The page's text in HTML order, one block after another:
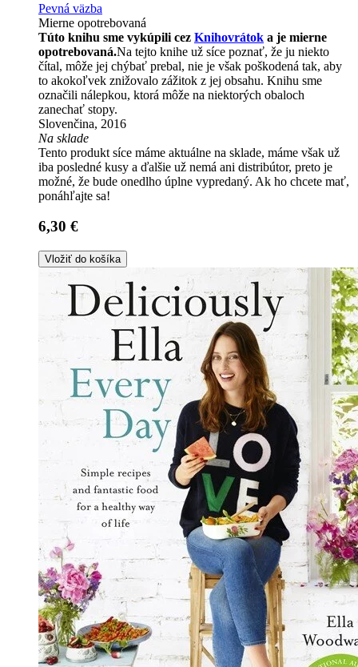
Pevná väzba
Mierne opotrebovaná
Túto knihu sme vykúpili cez Knihovrátok a je mierne
opotrebovaná.Na tejto knihe už síce poznať, že ju niekto
čítal, môže jej chýbať prebal, nie je však poškodená tak, aby
to akokoľvek znižovalo zážitok z jej obsahu. Knihu sme
označili nálepkou, ktorá môže na niektorých obaloch
zanechať stopy.
Slovenčina, 2016
Na sklade
Tento produkt síce máme aktuálne na sklade, máme však už
iba posledné kusy a ďalšie už nemá ani distribútor, preto je
možné, že bude onedlho úplne vypredaný. Ak ho chcete mať,
ponáhľajte sa!
6,30 €
Vložiť do košíka